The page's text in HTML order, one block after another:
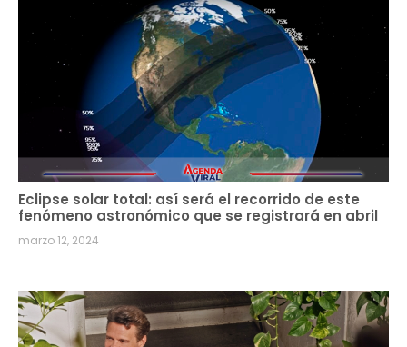
Eclipse solar total: así será el recorrido de este
fenómeno astronómico que se registrará en abril
marzo 12, 2024